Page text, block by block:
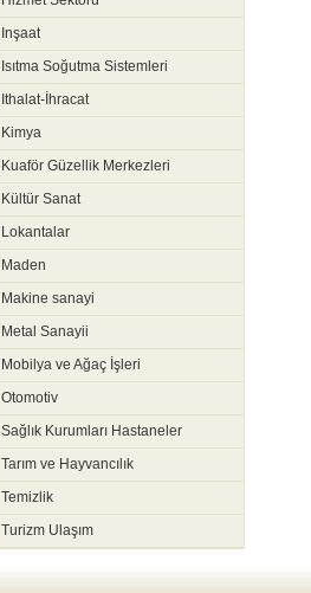
Inşaat
Isıtma Soğutma Sistemleri
Ithalat-İhracat
Kimya
Kuaför Güzellik Merkezleri
Kültür Sanat
Lokantalar
Maden
Makine sanayi
Metal Sanayii
Mobilya ve Ağaç İşleri
Otomotiv
Sağlık Kurumları Hastaneler
Tarım ve Hayvancılık
Temizlik
Turizm Ulaşım